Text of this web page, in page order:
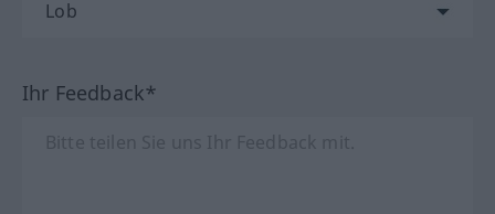
Ihr Feedback*